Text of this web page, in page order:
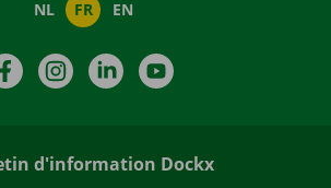
NL FR EN
FacebookInstagramLinkedIn
d'information Dockx